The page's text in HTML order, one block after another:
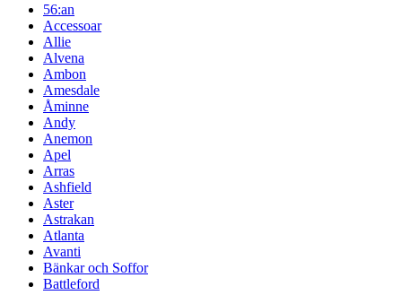
56:an
Accessoar
Allie
Alvena
Ambon
Amesdale
Åminne
Andy
Anemon
Apel
Arras
Ashfield
Aster
Astrakan
Atlanta
Avanti
Bänkar och Soffor
Battleford